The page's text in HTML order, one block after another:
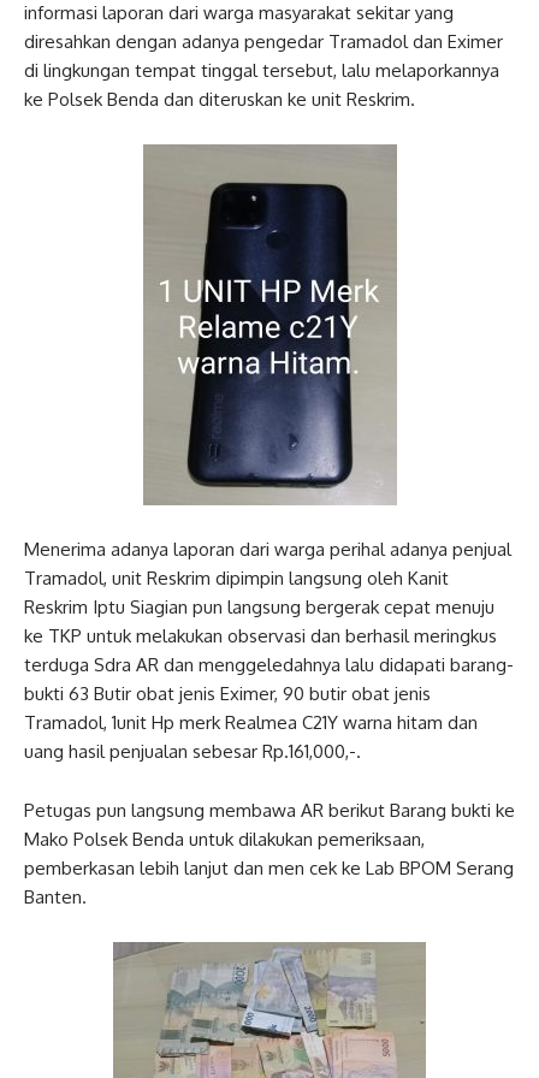
informasi laporan dari warga masyarakat sekitar yang
diresahkan dengan adanya pengedar Tramadol dan Eximer
di lingkungan tempat tinggal tersebut, lalu melaporkannya
ke Polsek Benda dan diteruskan ke unit Reskrim.
Menerima adanya laporan dari warga perihal adanya penjual
Tramadol, unit Reskrim dipimpin langsung oleh Kanit
Reskrim Iptu Siagian pun langsung bergerak cepat menuju
ke TKP untuk melakukan observasi dan berhasil meringkus
terduga Sdra AR dan menggeledahnya lalu didapati barang-
bukti 63 Butir obat jenis Eximer, 90 butir obat jenis
Tramadol, 1unit Hp merk Realmea C21Y warna hitam dan
uang hasil penjualan sebesar Rp.161,000,-.
Petugas pun langsung membawa AR berikut Barang bukti ke
Mako Polsek Benda untuk dilakukan pemeriksaan,
pemberkasan lebih lanjut dan men cek ke Lab BPOM Serang
Banten.